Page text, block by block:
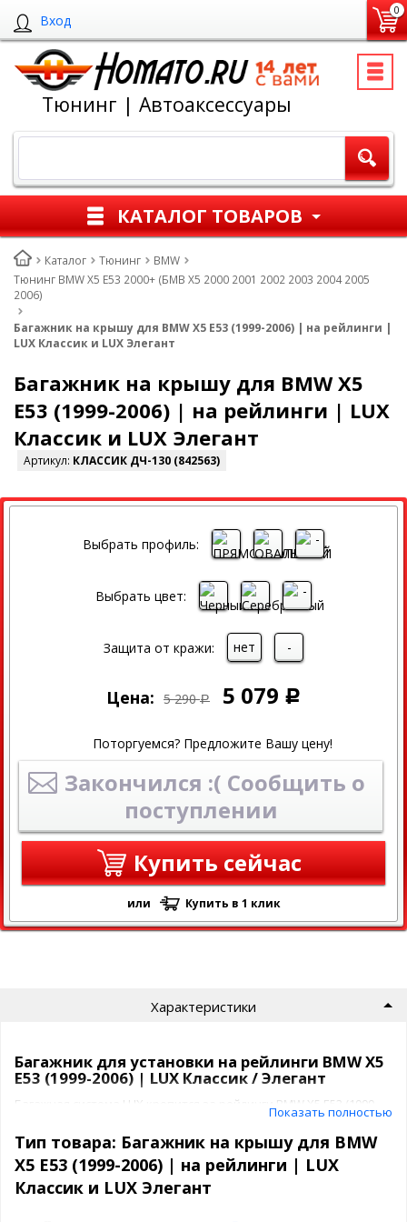
Вход
0
Тюнинг | Автоаксессуары
КАТАЛОГ ТОВАРОВ
Каталог Тюнинг
BMW
Тюнинг BMW X5 E53 2000+ (БМВ Х5 2000 2001 2002 2003 2004 2005
2006)
Багажник на крышу для BMW X5 E53 (1999-2006) | на рейлинги |
LUX Классик и LUX Элегант
Багажник на крышу для BMW X5
E53 (1999-2006) | на рейлинги | LUX
Классик и LUX Элегант
Артикул: КЛАССИК ДЧ-130 (842563)
СКИДКА
Выбрать профиль:
Выбрать цвет:
Защита от кражи: нет -
Цена: 5 290 Р 5 079 Р
Поторгуемся? Предложите Вашу цену!
Закончился :( Сообщить о
поступлении
Купить сейчас
или Купить в 1 клик
Характеристики
Багажник для установки на рейлинги BMW X5
E53 (1999-2006) | LUX Классик / Элегант
Багажная система LUX крепится за рейлинги BMW X5 E53 (1999-
Крепежные элементы жестко фиксируют багажник в
необходимом положении. Для предотвращения повреждения
лакокрасочного слоя крыши, крепежные элементы покрыты
специальным полиуретановым составом.
Показать полностью
Тип товара: Багажник на крышу для BMW
X5 E53 (1999-2006) | на рейлинги | LUX
Классик и LUX Элегант